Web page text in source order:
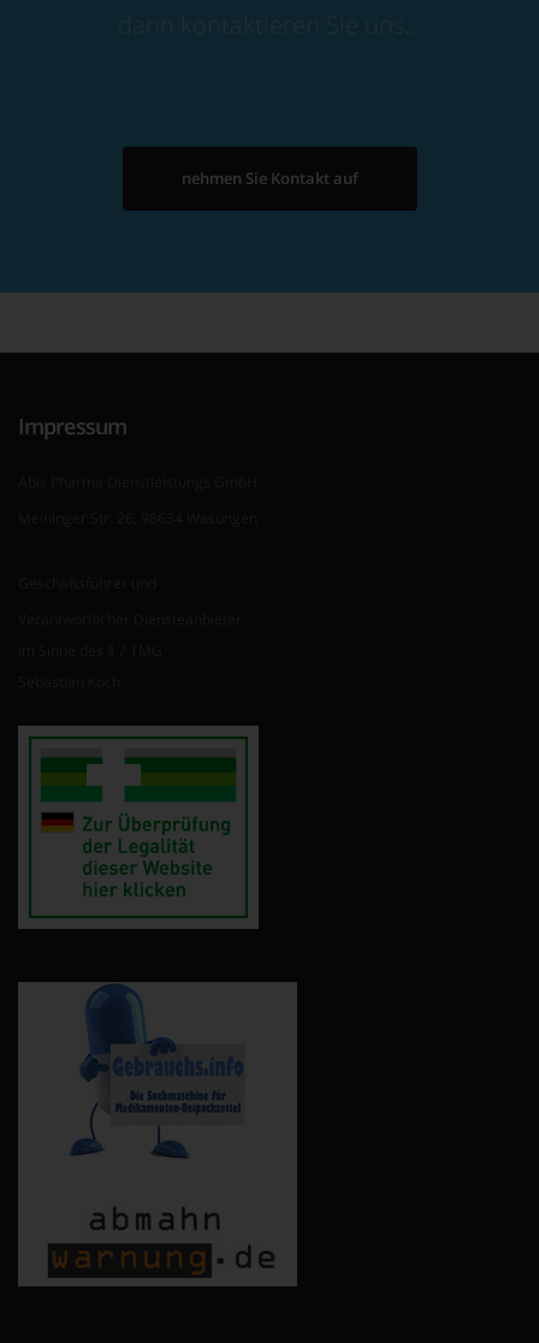
dann kontaktieren Sie uns…
nehmen Sie Kontakt auf
Impressum